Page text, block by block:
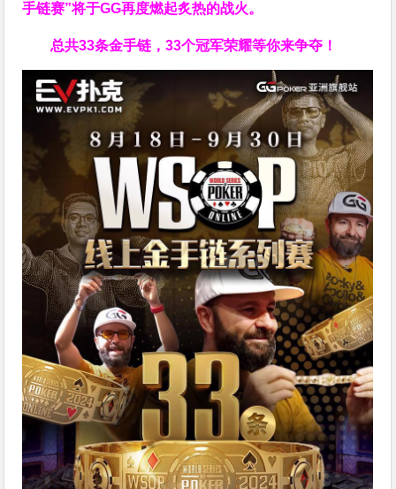
手链赛”将于GG再度燃起炙热的战火。
总共33条金手链，33个冠军荣耀等你来争夺！